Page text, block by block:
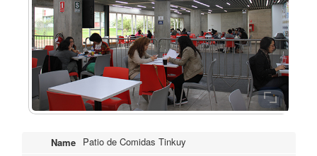
Name Patio de Comidas Tinkuy